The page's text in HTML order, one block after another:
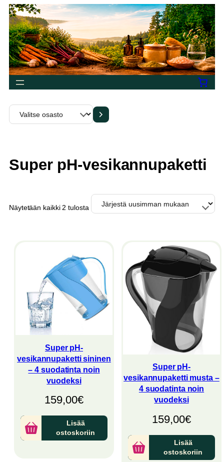
Siirry
sisältöön
Valitse
osasto
Super pH-vesikannupaketti
Näytetään kaikki 2 tulostaSorted
Super pH-
vesikannupaketti sininen
– 4 suodatinta noin
vuodeksi
159,00€
Lisää
ostoskoriin
Super pH-
vesikannupaketti musta –
4 suodatinta noin
vuodeksi
159,00€
Lisää
ostoskoriin